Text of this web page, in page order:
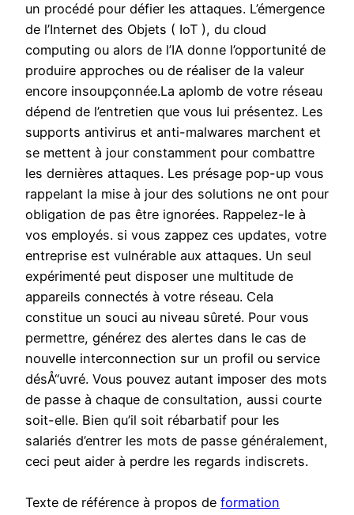
un procédé pour défier les attaques. L’émergence
de l’Internet des Objets ( IoT ), du cloud
computing ou alors de l’IA donne l’opportunité de
produire approches ou de réaliser de la valeur
encore insoupçonnée.La aplomb de votre réseau
dépend de l’entretien que vous lui présentez. Les
supports antivirus et anti-malwares marchent et
se mettent à jour constamment pour combattre
les dernières attaques. Les présage pop-up vous
rappelant la mise à jour des solutions ne ont pour
obligation de pas être ignorées. Rappelez-le à
vos employés. si vous zappez ces updates, votre
entreprise est vulnérable aux attaques. Un seul
expérimenté peut disposer une multitude de
appareils connectés à votre réseau. Cela
constitue un souci au niveau sûreté. Pour vous
permettre, générez des alertes dans le cas de
nouvelle interconnection sur un profil ou service
désÅ“uvré. Vous pouvez autant imposer des mots
de passe à chaque de consultation, aussi courte
soit-elle. Bien qu’il soit rébarbatif pour les
salariés d’entrer les mots de passe généralement,
ceci peut aider à perdre les regards indiscrets.
Texte de référence à propos de formation